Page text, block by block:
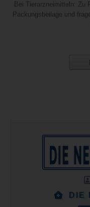
Bei Tierarzneimitteln: Zu
Packungsbeilage und
DIE